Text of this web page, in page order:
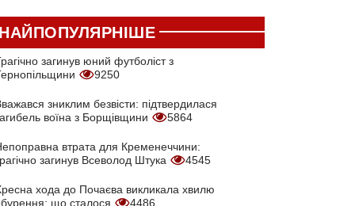
загинув юний футболіст з
9250
зниклим безвісти: підтвердилася
воїна з Борщівщини
5864
втрата для Кременеччини:
загинув Всеволод Штука
4545
хода до Почаєва викликала хвилю
що сталося
4486